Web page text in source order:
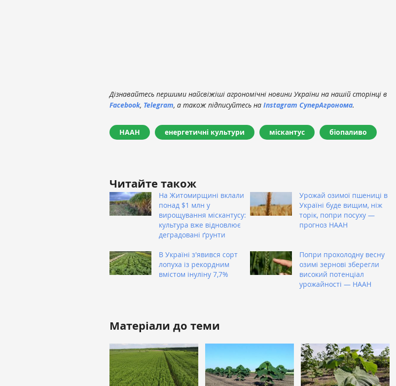
Дізнавайтесь першими найсвіжіші агрономічні новини України на нашій сторінці в
Facebook, Telegram, а також підписуйтесь на Instagram СуперАгронома.
НААН енергетичні культури міскантус біопаливо
Читайте також
На Житомирщині вклали
понад $1 млн у
вирощування міскантусу:
культура вже відновлює
деградовані ґрунти
Урожай озимої пшениці в
Україні буде вищим, ніж
торік, попри посуху —
прогноз НААН
В Україні з'явився сорт
лопуха із рекордним
вмістом інуліну 7,7%
Попри прохолодну весну
озимі зернові зберегли
високий потенціал
урожайності — НААН
Матеріали до теми